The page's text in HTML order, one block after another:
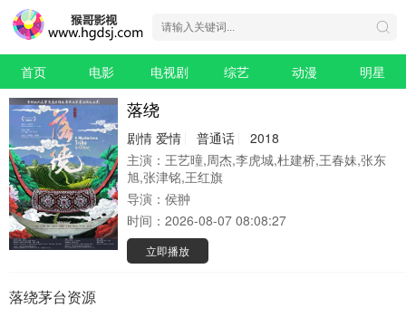
首页 电影 电视剧 综艺 动漫 明星
落绕
剧情 爱情 普通话
2018
主演： 王艺曈,周杰,李虎城,杜建桥,王春妹,张东
旭,张津铭,王红旗
导演： 侯翀
时间： 2026-08-07 08:08:27
立即播放
落绕茅台资源